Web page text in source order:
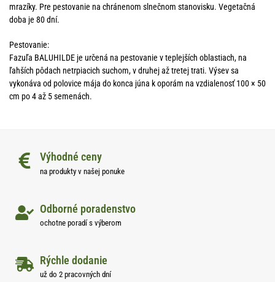
mrazíky. Pre pestovanie na chránenom slnečnom stanovisku. Vegetačná
doba je 80 dní.
Pestovanie:
Fazuľa BALUHILDE je určená na pestovanie v teplejších oblastiach, na
ľahších pôdach netrpiacich suchom, v druhej až tretej trati. Výsev sa
vykonáva od polovice mája do konca júna k oporám na vzdialenosť 100 × 50
cm po 4 až 5 semenách.
Výhodné ceny
na produkty v našej ponuke
Odborné poradenstvo
ochotne poradí s výberom
Rýchle dodanie
už do 2 pracovných dní